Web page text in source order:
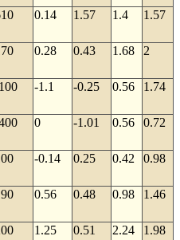
0.14 1.57 1.4 1.57
0.28 0.43 1.68 2
-1.1 -0.25 0.56 1.74
0 -1.01 0.56 0.72
-0.14 0.25 0.42 0.98
0.56 0.48 0.98 1.46
1.25 0.51 2.24 1.98